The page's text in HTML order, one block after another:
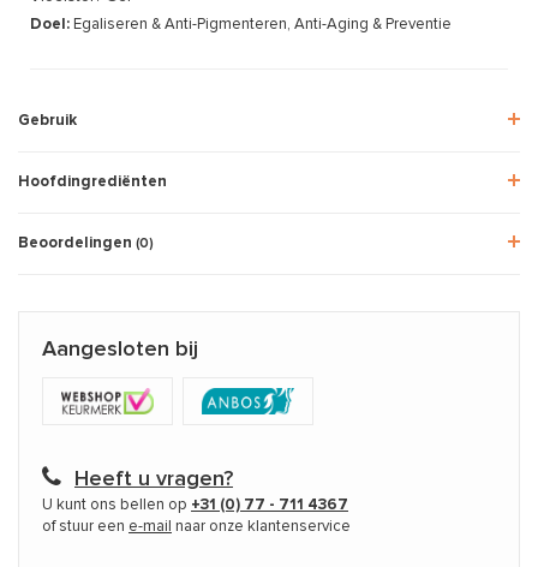
Doel: Egaliseren & Anti-Pigmenteren, Anti-Aging & Preventie
Gebruik
Hoofdingrediënten
Beoordelingen (0)
Aangesloten bij
Heeft u vragen?
U kunt ons bellen op +31 (0) 77 - 711 4367
of stuur een e-mail naar onze klantenservice